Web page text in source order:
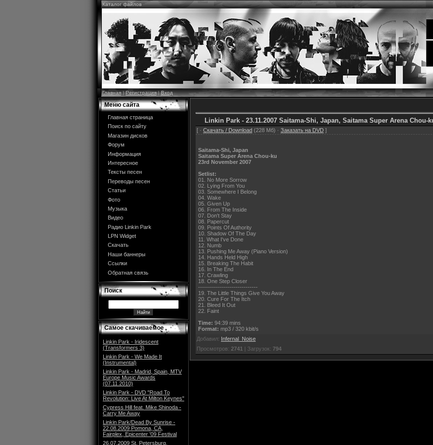
Каталог файлов
Главная|Регистрация|Вход
Меню сайта
Главная страница
Поиск по сайту
Магазин дисков
Форум
Информация
Интересное
Тексты песен
Переводы песен
Статьи
Фото
Музыка
Видео
Радио Linkin Park
LPN Widget
Скачать
Наши баннеры
Ссылки
Обратная связь
Поиск
Самое скачиваемое
Linkin Park - Iridescent
(Transformers 3)
Linkin Park - We Made It
(Instrumental)
Linkin Park - Madrid, Spain, MTV
Europe Music Awards
(07.11.2010)
Linkin Park - DVD "Road To
Revolution: Live At Milton Keynes"
Cypress Hill feat. Mike Shinoda -
Carry Me Away
Linkin Park/Dead By Sunrise -
22.08.2009 Pomona, CA,
Fairplex, Epicenter '09 Festival
26.07.2009 St. Petersburg,
Linkin Park - 23.11.2007 Saitama-Shi, Japan, Saitama Super Arena Chou-
[ · Скачать / Download (228 Мб) · Заказать на DVD ]
Saitama-Shi, Japan
Saitama Super Arena Chou-ku
23rd November 2007
Setlist:
01. No More Sorrow
02. Lying From You
03. Somewhere I Belong
04. Wake
05. Given Up
06. From The Inside
07. Don't Stay
08. Papercut
09. Points Of Authority
10. Shadow Of The Day
11. What I've Done
12. Numb
13. Pushing Me Away (Piano Version)
14. Hands Held High
15. Breaking The Habit
16. In The End
17. Crawling
18. One Step Closer
------------------------------
19. The Little Things Give You Away
20. Cure For The Itch
21. Bleed It Out
22. Faint
Time: 94:39 mins
Format: mp3 / 320 kbit/s
Добавил: Infernal_Noise
Просмотров: 2741 | Загрузок: 794